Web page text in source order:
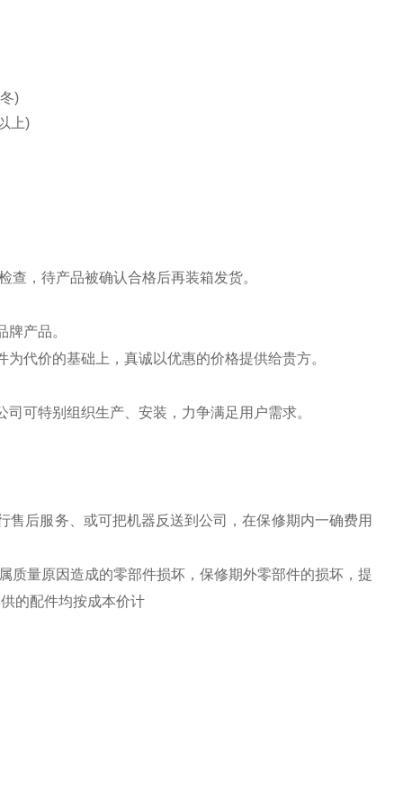
)
上)
，待产品被确认合格后再装箱发货。
产品。
代价的基础上，真诚以优惠的价格提供给贵方。
可特别组织生产、安装，力争满足用户需求。
后服务、或可把机器反送到公司，在保修期内一确费用
质量原因造成的零部件损坏，保修期外零部件的损坏，提
的配件均按成本价计